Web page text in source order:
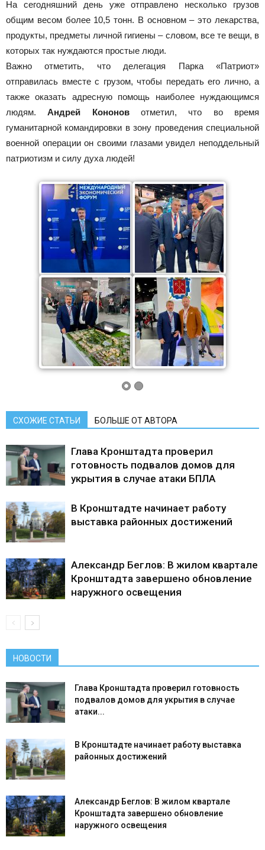
На сегодняшний день уже отправлено несколько грузов
общим весом более 10,5 тонн. В основном – это лекарства,
продукты, предметы личной гигиены – словом, все те вещи, в
которых так нуждаются простые люди.
Важно отметить, что делегация Парка «Патриот»
отправилась вместе с грузом, чтобы передать его лично, а
также оказать адресную помощь наиболее нуждающимся
людям.Андрей Кононовотметил, что во время
гуманитарной командировки в зону проведения специальной
военной операции он своими глазами увидел неподдельный
патриотизм и силу духа людей!
СХОЖИЕ СТАТЬИ БОЛЬШЕ ОТ АВТОРА
Глава Кронштадта проверил
готовность подвалов домов для
укрытия в случае атаки БПЛА
В Кронштадте начинает работу
выставка районных достижений
Александр Беглов: В жилом квартале
Кронштадта завершено обновление
наружного освещения
НОВОСТИ
Глава Кронштадта проверил готовность
подвалов домов для укрытия в случае
атаки...
В Кронштадте начинает работу выставка
районных достижений
Александр Беглов: В жилом квартале
Кронштадта завершено обновление
наружного освещения